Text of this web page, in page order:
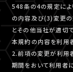
548条の4の規定によ
の内容及び(3)変更の
とその他当社が適切
本規約の内容を利用
2.前項の変更が利用
期間をおいて利用者に